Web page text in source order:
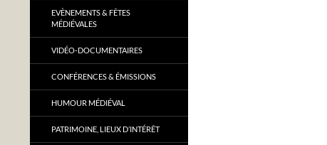
EVÈNEMENTS & FÊTES
MÉDIÉVALES
VIDÉO-DOCUMENTAIRES
CONFÉRENCES & ÉMISSIONS
HUMOUR MÉDIÉVAL
PATRIMOINE, LIEUX D’INTÉRÊT